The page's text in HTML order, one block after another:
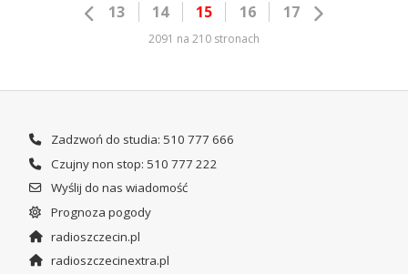
13 14 15 16 17
2091 na 210 stronach
Zadzwoń do studia: 510 777 666
Czujny non stop: 510 777 222
Wyślij do nas wiadomość
Prognoza pogody
radioszczecin.pl
radioszczecinextra.pl